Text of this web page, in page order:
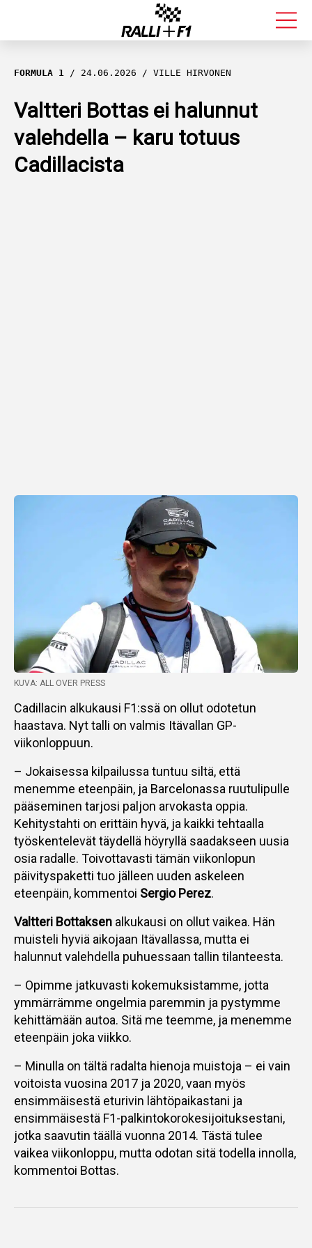
FORMULA 1
RALLI
KALLE ROVANPERÄ
VALTTERI BOTTAS
FORMULA 1 24.06.2026 VILLE HIRVONEN
Valtteri Bottas ei halunnut
valehdella – karu totuus
Cadillacista
KUVA: ALL OVER PRESS
Cadillacin alkukausi F1:ssä on ollut odotetun
haastava. Nyt talli on valmis Itävallan GP-
viikonloppuun.
– Jokaisessa kilpailussa tuntuu siltä, että
menemme eteenpäin, ja Barcelonassa ruutulipulle
pääseminen tarjosi paljon arvokasta oppia.
Kehitystahti on erittäin hyvä, ja kaikki tehtaalla
työskentelevät täydellä höyryllä saadakseen uusia
osia radalle. Toivottavasti tämän viikonlopun
päivityspaketti tuo jälleen uuden askeleen
eteenpäin, kommentoi Sergio Perez.
Valtteri Bottaksen alkukausi on ollut vaikea. Hän
muisteli hyviä aikojaan Itävallassa, mutta ei
halunnut valehdella puhuessaan tallin tilanteesta.
– Opimme jatkuvasti kokemuksistamme, jotta
ymmärrämme ongelmia paremmin ja pystymme
kehittämään autoa. Sitä me teemme, ja menemme
eteenpäin joka viikko.
– Minulla on tältä radalta hienoja muistoja – ei vain
voitoista vuosina 2017 ja 2020, vaan myös
ensimmäisestä eturivin lähtöpaikastani ja
ensimmäisestä F1-palkintokorokesijoituksestani,
jotka saavutin täällä vuonna 2014. Tästä tulee
vaikea viikonloppu, mutta odotan sitä todella innolla,
kommentoi Bottas.